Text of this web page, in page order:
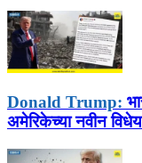
Donald Trump:
अमेरिकेच्या नवीन